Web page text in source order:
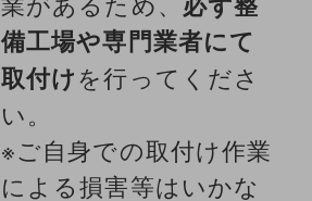
備工場や専門業者にて
取付けを行ってくださ
い。
※ご自身での取付け作業
による損害等はいかな